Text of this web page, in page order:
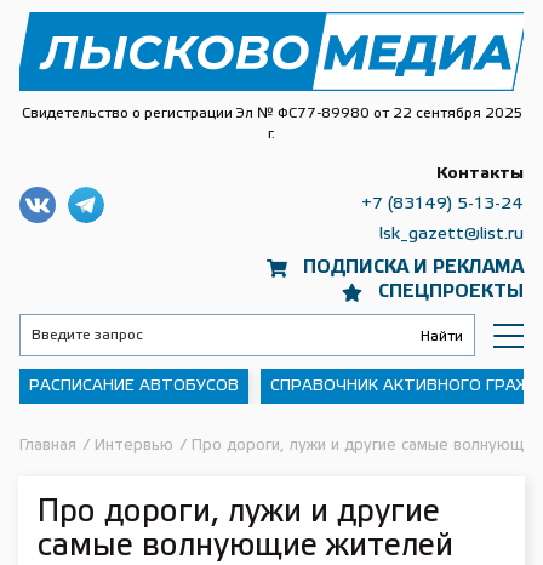
Свидетельство о регистрации Эл № ФС77-89980 от 22 сентября 2025
г.
ПОДПИСКА И РЕКЛАМА
СПЕЦПРОЕКТЫ
Контакты
+7 (83149) 5-13-24
lsk_gazett@list.ru
РАСПИСАНИЕ АВТОБУСОВ СПРАВОЧНИК АКТИВНОГО
Главная / Интервью / Про дороги, лужи и другие самые
Про дороги, лужи и другие
самые волнующие жителей